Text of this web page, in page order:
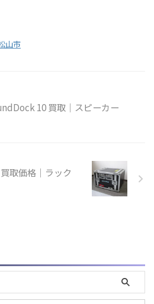
山市
10 買取｜スピーカー
取価格｜ラック